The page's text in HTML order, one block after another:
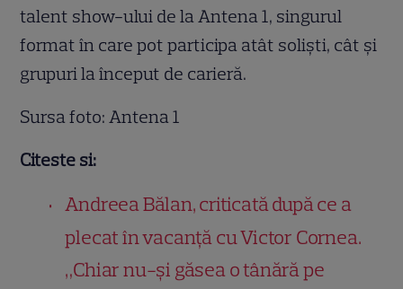
talent show-ului de la Antena 1, singurul
format în care pot participa atât solişti, cât şi
grupuri la început de carieră.
Sursa foto: Antena 1
Citeste si:
Andreea Bălan, criticată după ce a
plecat în vacanță cu Victor Cornea.
„Chiar nu-și găsea o tânără pe